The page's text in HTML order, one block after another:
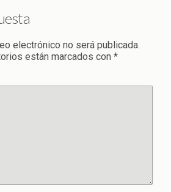
electrónico no será publicada.
están marcados con *